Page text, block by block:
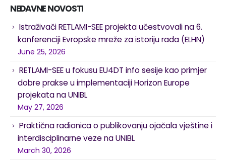
NEDAVNE NOVOSTI
Istraživači RETLAMI-SEE projekta učestvovali na 6.
konferenciji Evropske mreže za istoriju rada (ELHN)
June 25, 2026
RETLAMI-SEE u fokusu EU4DT info sesije kao primjer
dobre prakse u implementaciji Horizon Europe
projekata na UNIBL
May 27, 2026
Praktična radionica o publikovanju ojačala vještine i
interdisciplinarne veze na UNIBL
March 30, 2026